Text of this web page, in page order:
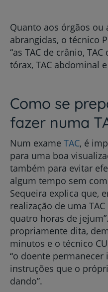
Quanto aos órgãos ou
abrangidas, o técnico
“as TAC de crânio,
tórax, TAC abdominal e
Como se
fazer numa
Num exame TAC, é
para uma boa
também para evitar
algum tempo sem
Sequeira explica que,
realização de uma
quatro horas de
propriamente dita,
minutos e o técnico
“o doente
instruções que o
dando”.